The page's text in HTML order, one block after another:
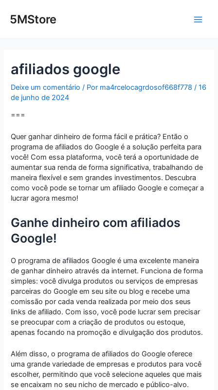
para5MStore
afiliados google
Deixe um comentário / Por ma4rcelocagrdosof668f778/16
de junho de 2024
===
Quer ganhar dinheiro de forma fácil e prática? Então o
programa de afiliados do Google é a solução perfeita para
você! Com essa plataforma, você terá a oportunidade de
aumentar sua renda de forma significativa, trabalhando de
maneira flexível e sem grandes investimentos. Descubra
como você pode se tornar um afiliado Google e começar a
lucrar agora mesmo!
Ganhe dinheiro com afiliados
Google!
O programa de afiliados Google é uma excelente maneira
de ganhar dinheiro através da internet. Funciona de forma
simples: você divulga produtos ou serviços de empresas
parceiras do Google em seu site ou blog e recebe uma
comissão por cada venda realizada por meio dos seus
links de afiliado. Com isso, você pode lucrar sem precisar
se preocupar com a criação de produtos ou estoque,
apenas focando na promoção e divulgação dos produtos.
Além disso, o programa de afiliados do Google oferece
uma grande variedade de empresas e produtos para você
escolher, permitindo que você selecione aqueles que mais
se encaixam no seu nicho de mercado e público-alvo.
navigation